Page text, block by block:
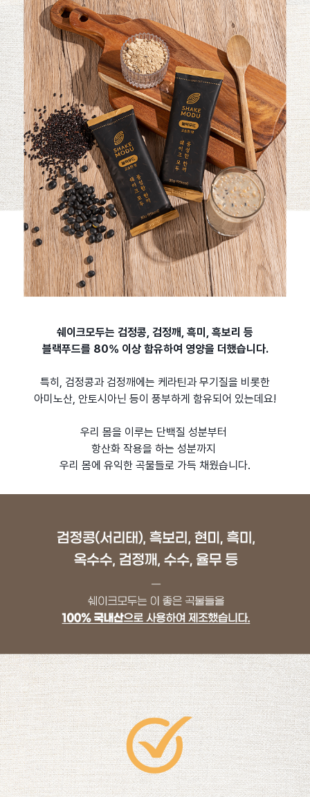
쉐이크모두는 검정콩, 검정깨, 흑미, 흑보리 등
블랙푸드를 80% 이상 함유하여 영양을 더했습니다.
특히, 검정콩과 검정깨에는 케라틴과 무기질을 비롯한
아미노산, 안토시아닌 등이 풍부하게 함유되어 있는데요!
우리 몸을 이루는 단백질 성분부터
항산화 작용을 하는 성분까지
우리 몸에 유익한 곡물들로 가득 채웠습니다.